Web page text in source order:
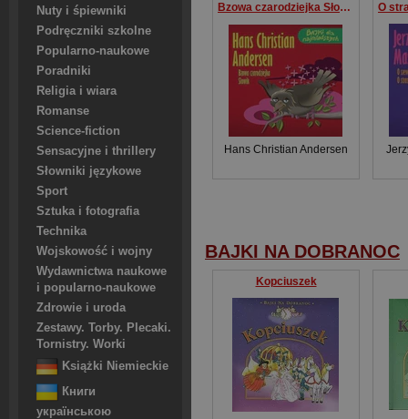
Nuty i śpiewniki
Podręczniki szkolne
Popularno-naukowe
Poradniki
Religia i wiara
Romanse
Science-fiction
Sensacyjne i thrillery
Słowniki językowe
Sport
Sztuka i fotografia
Technika
Wojskowość i wojny
Wydawnictwa naukowe
i popularno-naukowe
Zdrowie i uroda
Zestawy. Torby. Plecaki.
Tornistry. Worki
Książki Niemieckie
Книги
українською
Bzowa czarodziejka Słowik
Hans Christian Andersen
BAJKI NA DOBRANOC
Kopciuszek